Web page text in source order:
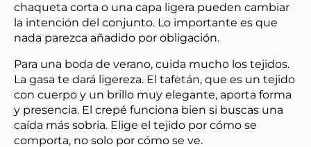
chaqueta corta o una capa ligera pueden cambiar
la intención del conjunto. Lo importante es que
nada parezca añadido por obligación.
Para una boda de verano, cuida mucho los tejidos.
La gasa te dará ligereza. El tafetán, que es un tejido
con cuerpo y un brillo muy elegante, aporta forma
y presencia. El crepé funciona bien si buscas una
caída más sobria. Elige el tejido por cómo se
comporta, no solo por cómo se ve.